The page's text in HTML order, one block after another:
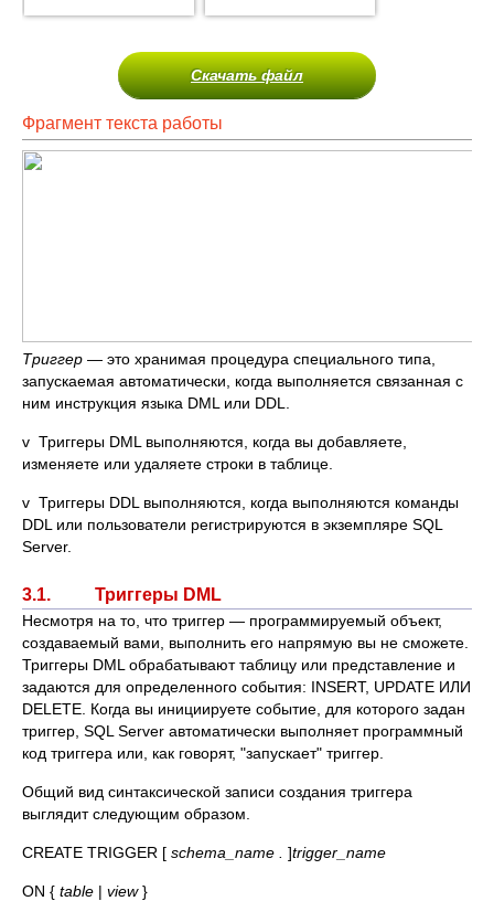
Скачать файл
Фрагмент текста работы
Триггер — это хранимая процедура специального типа,
запускаемая автоматически, когда выполняется связанная с
ним инструкция языка DML или DDL.
v Триггеры DML выполняются, когда вы добавляете,
изменяете или удаляете строки в таблице.
v Триггеры DDL выполняются, когда выполняются команды
DDL или пользователи регистрируются в экземпляре SQL
Server.
3.1. Триггеры DML
Несмотря на то, что триггер — программируемый объект,
создаваемый вами, выполнить его напрямую вы не сможете.
Триггеры DML обрабатывают таблицу или представление и
задаются для определенного события: INSERT, UPDATE ИЛИ
DELETE. Когда вы инициируете событие, для которого задан
триггер, SQL Server автоматически выполняет программный
код триггера или, как говорят, "запускает" триггер.
Общий вид синтаксической записи создания триггера
выглядит следующим образом.
CREATE TRIGGER [ schema_name . ]trigger_name
ON { table | view}